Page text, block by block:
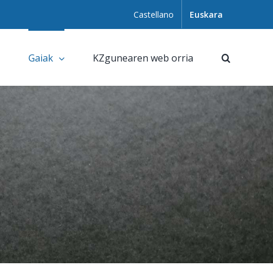
Castellano Euskara
Gaiak KZgunearen web orria